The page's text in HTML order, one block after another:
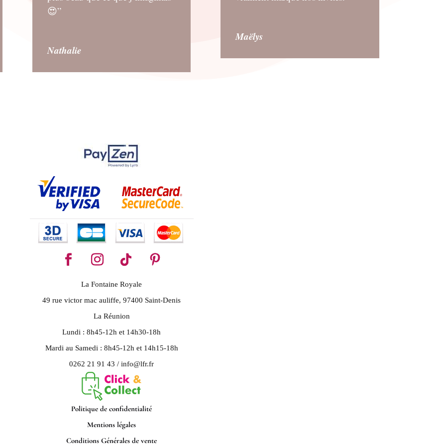
😍”
Nathalie
Maëlys
La Fontaine Royale
49 rue victor mac auliffe, 97400 Saint-Denis
La Réunion
Lundi : 8h45-12h et 14h30-18h
Mardi au Samedi : 8h45-12h et 14h15-18h
0262 21 91 43 / info@lfr.fr
Politique de confidentialité
Mentions légales
Conditions Générales de vente